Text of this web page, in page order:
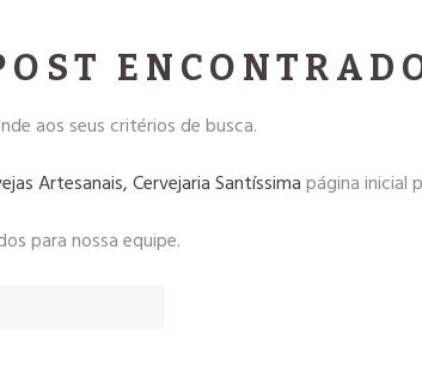
aos seus critérios de busca.
Artesanais, Cervejaria Santíssimapágina inicial
para nossa equipe.